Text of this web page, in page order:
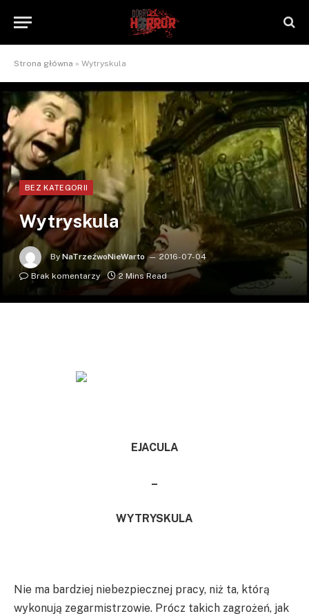
Strona główna » Wytryskula
BEZ KATEGORII
Wytryskula
By NaTrzeźwoNieWarto
2016-07-04
Brak komentarzy
2 Mins Read
EJACULA
–
WYTRYSKULA
Nie ma bardziej niebezpiecznej pracy, niż ta, którą
wykonują zegarmistrzowie. Prócz takich zagrożeń, jak